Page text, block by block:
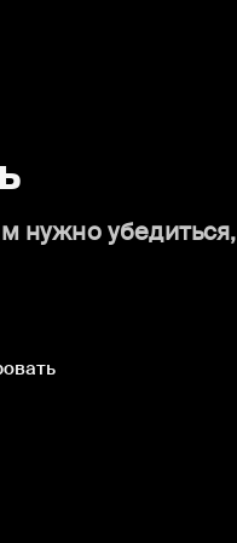
нужно убедиться,